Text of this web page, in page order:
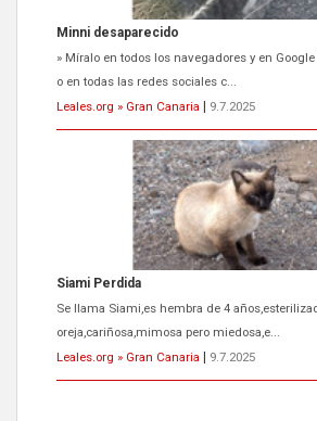
Siami Perdida
Se llama Siami,es hembra de 4
oreja,cariñosa,mimosa pero miedosa,e...
Leales.org » Gran Canaria
9.7.2025
ADOPCIÓN URGENTE GATA TEROR
El ayuntamiento se va a llevar a Los Gatos
próximos días, ella incluida...
Leales.org » Gran Canaria
9.7.2025